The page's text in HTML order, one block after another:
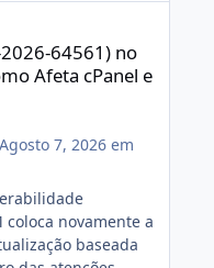
CloudLinux: Como Afeta
2026-64561) no
Afeta cPanel e
Agosto 7, 2026 em
coloca novamente a
baseada